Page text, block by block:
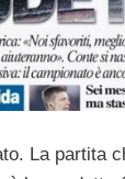
La partita